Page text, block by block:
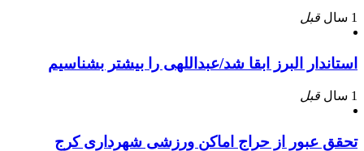
1 سال قبل
استاندار البرز ابقا شد/عبداللهی را بیشتر بشناسیم
1 سال قبل
تحقق عبور از حراج اماکن ورزشی شهرداری کرج